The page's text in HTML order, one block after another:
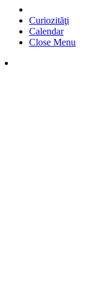
Curiozităţi
Calendar
Close Menu